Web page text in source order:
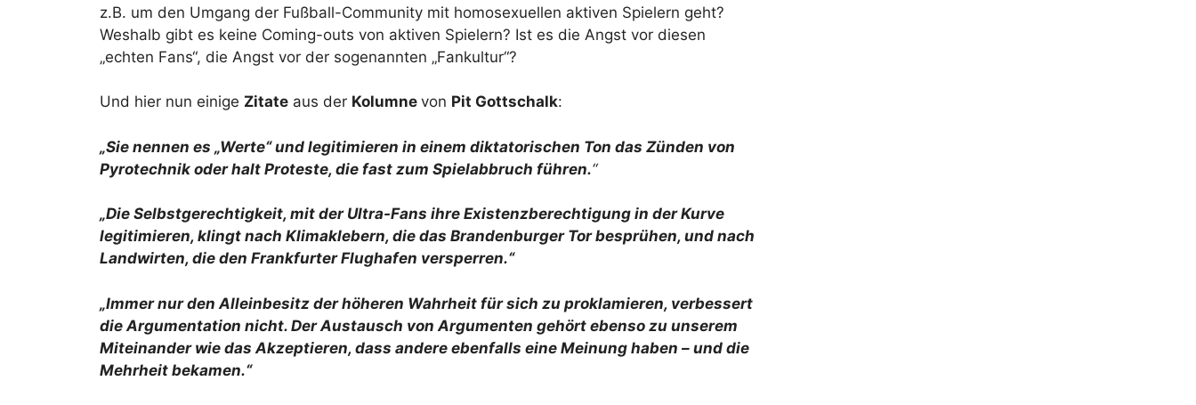
z.B. um den Umgang der Fußball-Community mit homosexuellen aktiven Spielern geht?
Weshalb gibt es keine Coming-outs von aktiven Spielern? Ist es die Angst vor diesen
„echten Fans“, die Angst vor der sogenannten „Fankultur“?
Und hier nun einige Zitate aus der Kolumne von Pit Gottschalk:
„Sie nennen es „Werte“ und legitimieren in einem diktatorischen Ton das Zünden von
Pyrotechnik oder halt Proteste, die fast zum Spielabbruch führen.“
„Die Selbstgerechtigkeit, mit der Ultra-Fans ihre Existenzberechtigung in der Kurve
legitimieren, klingt nach Klimaklebern, die das Brandenburger Tor besprühen, und nach
Landwirten, die den Frankfurter Flughafen versperren.“
„Immer nur den Alleinbesitz der höheren Wahrheit für sich zu proklamieren, verbessert
die Argumentation nicht. Der Austausch von Argumenten gehört ebenso zu unserem
Miteinander wie das Akzeptieren, dass andere ebenfalls eine Meinung haben – und die
Mehrheit bekamen.“